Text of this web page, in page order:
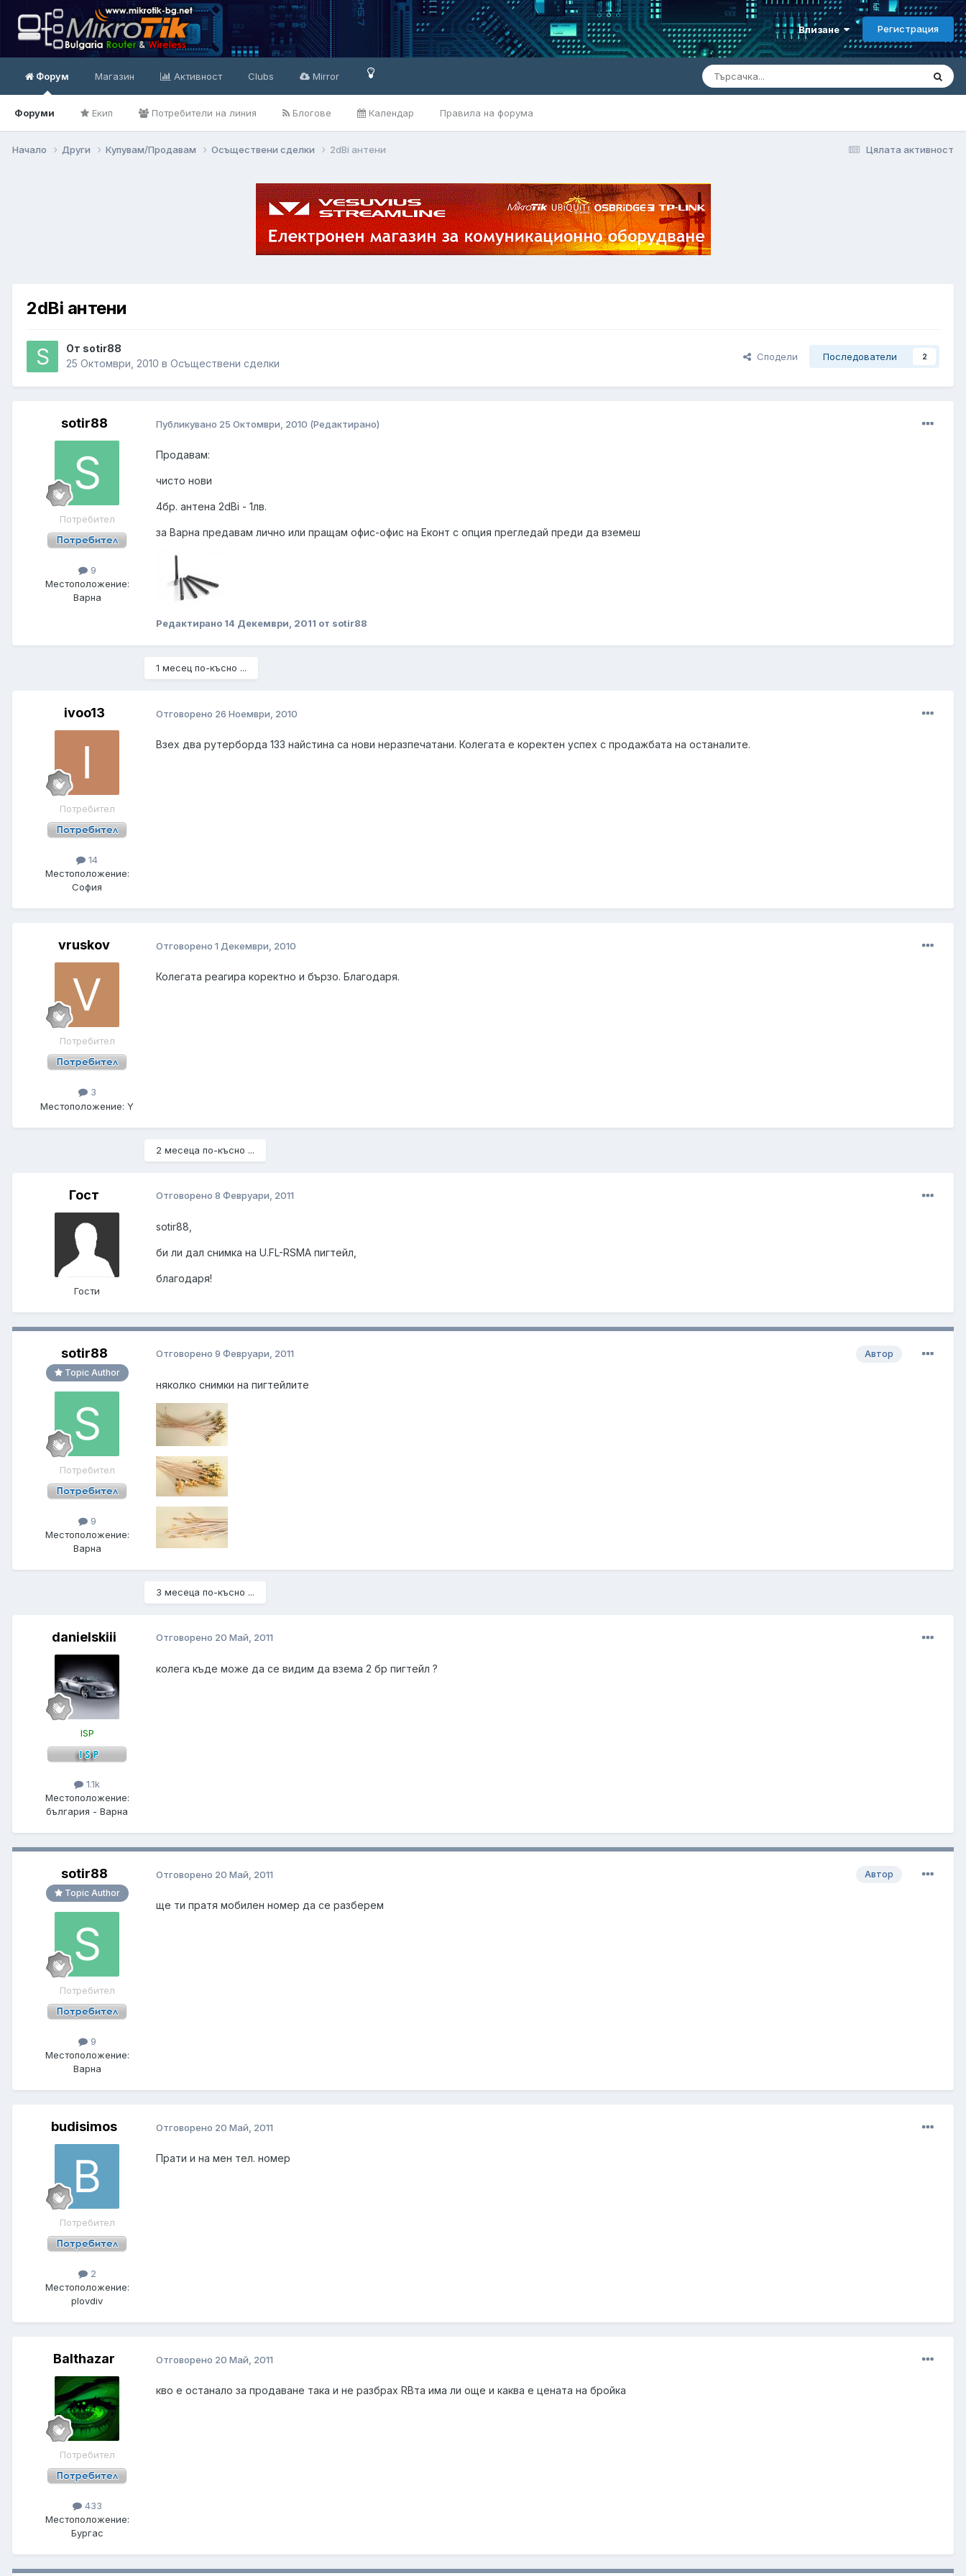
Влизане Регистрация
Форум
Форуми Екип Потребители на линия Блогове Календар Правила на форума
Магазин Активност Clubs Mirror
Цялата активност
Начало Други Купувам/Продавам Осъществени сделки 2dBi антени
2dBi антени
От sotir88
25 Октомври, 2010 в Осъществени сделки
Сподели Последователи 2
sotir88
Потребител
9
Местоположение:
Варна
Публикувано 25 Октомври, 2010 (Редактирано)
Продавам:
чисто нови
4бр. антена 2dBi - 1лв.
за Варна предавам лично или пращам офис-офис на Еконт с опция прегледай преди да вземеш
Редактирано 14 Декември, 2011 от sotir88
1 месец по-късно ...
ivoo13
Потребител
14
Местоположение:
София
Отговорено 26 Ноември, 2010
Взех два рутерборда 133 найстина са нови неразпечатани. Колегата е коректен успех с продажбата на останалите.
vruskov
Потребител
3
Местоположение: Y
Отговорено 1 Декември, 2010
Колегата реагира коректно и бързо. Благодаря.
2 месеца по-късно ...
Гост
Гости
Отговорено 8 Февруари, 2011
sotir88,
би ли дал снимка на U.FL-RSMA пигтейл,
благодаря!
sotir88
Topic Author
Потребител
9
Местоположение:
Варна
Автор
Отговорено 9 Февруари, 2011
няколко снимки на пигтейлите
3 месеца по-късно ...
danielskiii
ISP
1.1k
Местоположение:
българия - Варна
Отговорено 20 Май, 2011
колега къде може да се видим да взема 2 бр пигтейл ?
sotir88
Topic Author
Потребител
9
Местоположение:
Варна
Автор
Отговорено 20 Май, 2011
ще ти пратя мобилен номер да се разберем
budisimos
Потребител
2
Местоположение:
plovdiv
Отговорено 20 Май, 2011
Прати и на мен тел. номер
Balthazar
Потребител
433
Местоположение:
Бургас
Отговорено 20 Май, 2011
кво е останало за продаване така и не разбрах RBта има ли още и каква е цената на бройка